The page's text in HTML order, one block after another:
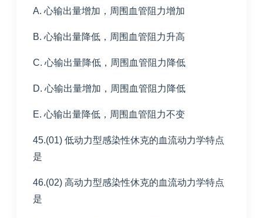
A. 心输出量增加，周围血管阻力增加
B. 心输出量降低，周围血管阻力升高
C. 心输出量降低，周围血管阻力降低
D. 心输出量增加，周围血管阻力降低
E. 心输出量降低，周围血管阻力不变
45.(01) 低动力型感染性休克的血流动力学特点
是
46.(02) 高动力型感染性休克的血流动力学特点
是